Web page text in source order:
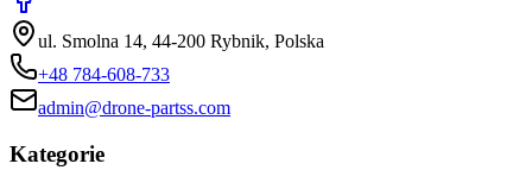
ul. Smolna 14, 44-200 Rybnik, Polska
+48 784-608-733
admin@drone-partss.com
Kategorie